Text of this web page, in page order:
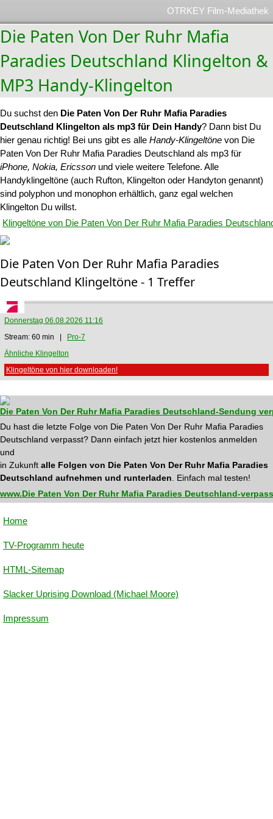
OTRKEY Film-Mediathek
Die Paten Von Der Ruhr Mafia
Paradies Deutschland Klingelton &
MP3 Handy-Klingelton
Du suchst den Die Paten Von Der Ruhr Mafia Paradies
Deutschland Klingelton als mp3 für Dein Handy? Dann bist Du
hier genau richtig! Bei uns gibt es alle Handy-Klingeltöne von Die
Paten Von Der Ruhr Mafia Paradies Deutschland als mp3 für
iPhone, Nokia, Ericsson und viele weitere Telefone. Alle
Handyklingeltöne (auch Rufton, Klingelton oder Handyton genannt)
sind polyphon und monophon erhältlich, ganz egal welchen
Klingelton Du willst.
Klingeltöne von Die Paten Von Der Ruhr Mafia Paradies
Die Paten Von Der Ruhr Mafia Paradies
Deutschland Klingeltöne - 1 Treffer
Donnerstag 06.08.2026 11:16
Stream: 60 min |
Pro-7
Ähnliche Klingelton
Klingeltöne von hier downloaden!
Die Paten Von Der Ruhr Mafia Paradies Deutschland-Sendung
Du hast die letzte Folge von Die Paten Von Der Ruhr Mafia Paradies
Deutschland verpasst? Dann einfach jetzt hier kostenlos anmelden
und
in Zukunft alle Folgen von Die Paten Von Der Ruhr Mafia Paradies
Deutschland aufnehmen und runterladen . Einfach mal testen!
www.Die Paten Von Der Ruhr Mafia Paradies Deutschland-
Home
TV-Programm heute
HTML-Sitemap
Slacker Uprising Download (Michael Moore)
Impressum